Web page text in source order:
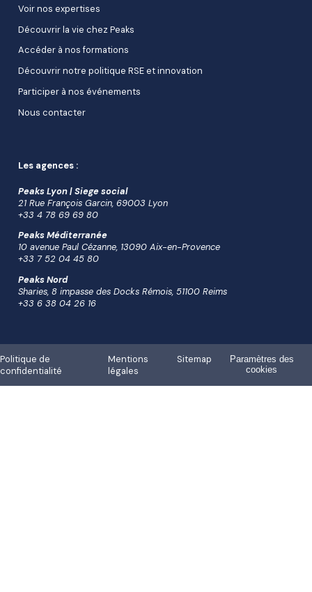
Voir nos expertises
Découvrir la vie chez Peaks
Accéder à nos formations
Découvrir notre politique RSE et innovation
Participer à nos événements
Nous contacter
Les agences :
Peaks Lyon | Siege social
21 Rue François Garcin, 69003 Lyon
+33 4 78 69 69 80
Peaks Méditerranée
10 avenue Paul Cézanne, 13090 Aix-en-Provence
+33 7 52 04 45 80
Peaks Nord
Sharies, 8 impasse des Docks Rémois, 51100 Reims
+33 6 38 04 26 16
Politique de
confidentialité
Mentions
légales
Sitemap
Paramètres des
cookies